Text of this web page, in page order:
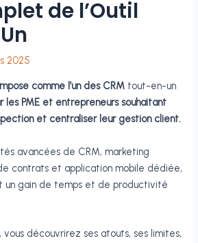
de l’Outil
2025
comme l’un des CRM tout-en-un
les PME et entrepreneurs souhaitant
et centraliser leur gestion client.
avancées de CRM, marketing
contrats et application mobile dédiée,
un gain de temps et de productivité
découvrirez ses atouts, ses limites,